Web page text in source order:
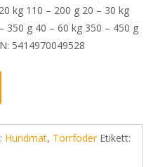
kg 110 – 200 g 20 – 30 kg
350 g 40 – 60 kg 350 – 450 g
5414970049528
Hundmat, Torrfoder Etikett: